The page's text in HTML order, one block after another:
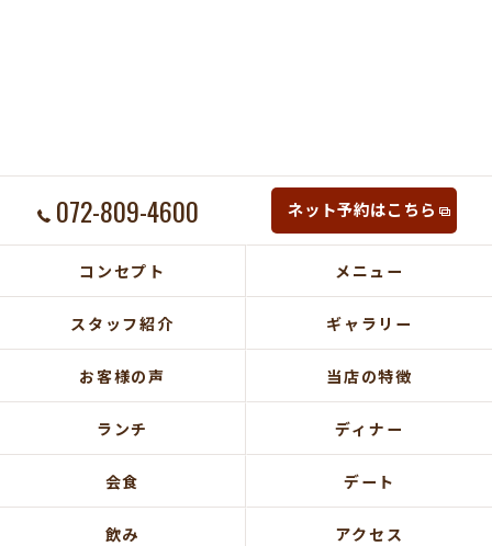
072-809-4600 ネット予約はこちら
コンセプト メニュー
スタッフ紹介 ギャラリー
お客様の声 当店の特徴
ランチ ディナー
会食 デート
飲み アクセス